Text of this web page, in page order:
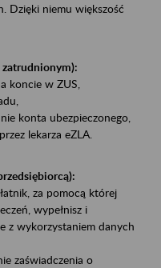
Dzięki niemu większość
zatrudnionym):
koncie w ZUS,
konta ubezpieczonego,
lekarza eZLA.
za pomocą której
wypełnisz i
z wykorzystaniem danych
zaświadczenia o